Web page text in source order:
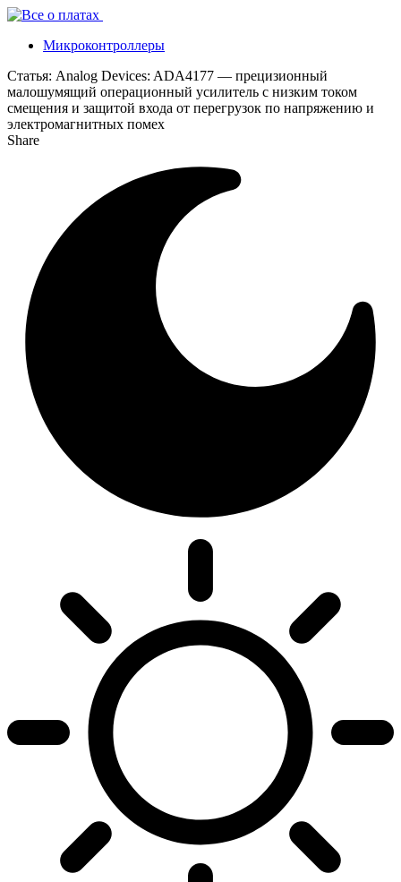
Микроконтроллеры
Статья: Analog Devices: ADA4177 — прецизионный
малошумящий операционный усилитель с низким током
смещения и защитой входа от перегрузок по напряжению и
электромагнитных помех
Share